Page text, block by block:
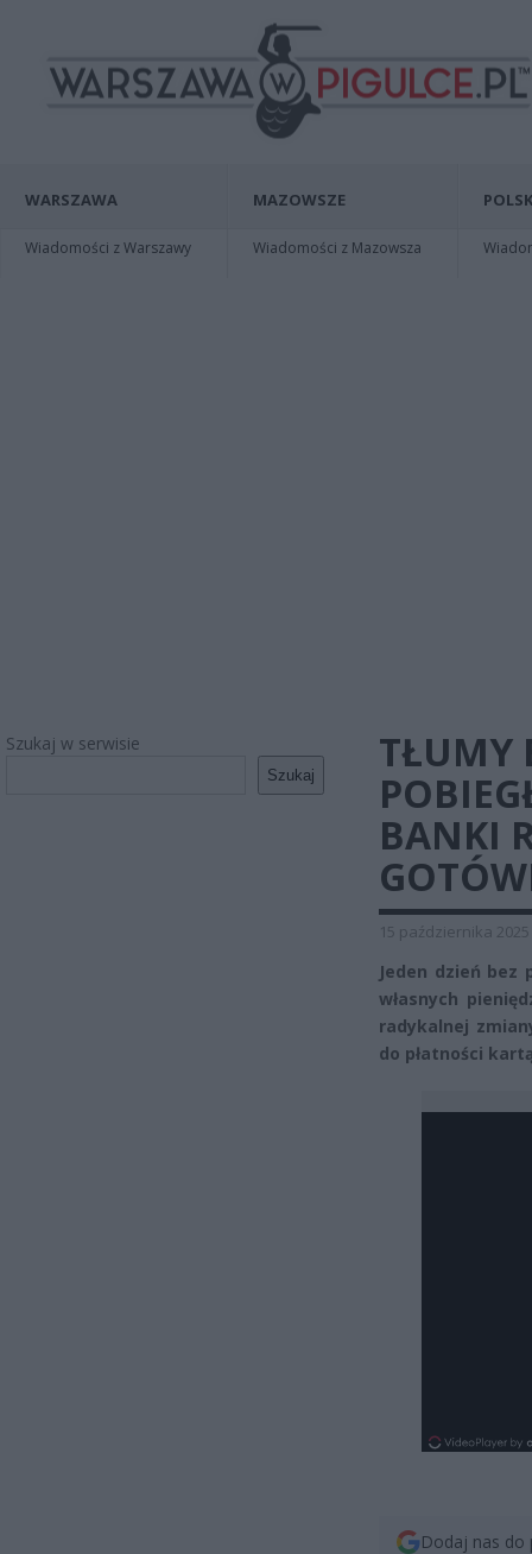
WARSZAWA
Wiadomości z Warszawy
MAZOWSZE
Wiadomości z Mazowsza
Szukaj w serwisie
Szukaj
TŁUMY
BANKI
15 października 2025
Jeden dzień bez
własnych
radykalnej
do płatności
Dodaj nas do